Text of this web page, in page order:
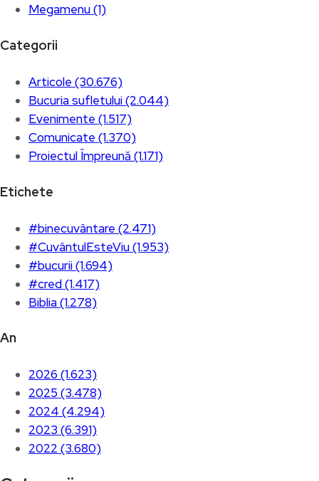
Megamenu (1)
Categorii
Articole (30.676)
Bucuria sufletului (2.044)
Evenimente (1.517)
Comunicate (1.370)
Proiectul Împreună (1.171)
Etichete
#binecuvântare (2.471)
#CuvântulEsteViu (1.953)
#bucurii (1.694)
#cred (1.417)
Biblia (1.278)
An
2026 (1.623)
2025 (3.478)
2024 (4.294)
2023 (6.391)
2022 (3.680)